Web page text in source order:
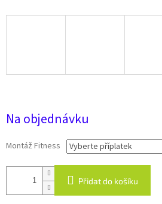
Na objednávku
Montáž Fitness
Přidat do košíku